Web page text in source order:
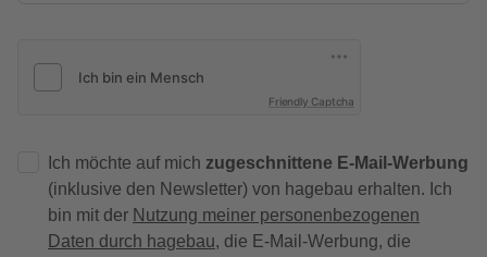
Friendly Captcha
Ich möchte auf mich zugeschnittene E-Mail-Werbung
(inklusive den Newsletter) von hagebau erhalten. Ich
bin mit der Nutzung meiner personenbezogenen
Daten durch hagebau, die E-Mail-Werbung, die